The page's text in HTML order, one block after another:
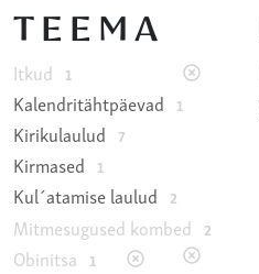
TEEMA
Itkud 1
Kalendritähtpäevad 1
Kirikulaulud 7
Kirmased 1
Kul´atamise laulud 2
Mitmesugused kombed 2
Obinitsa 1